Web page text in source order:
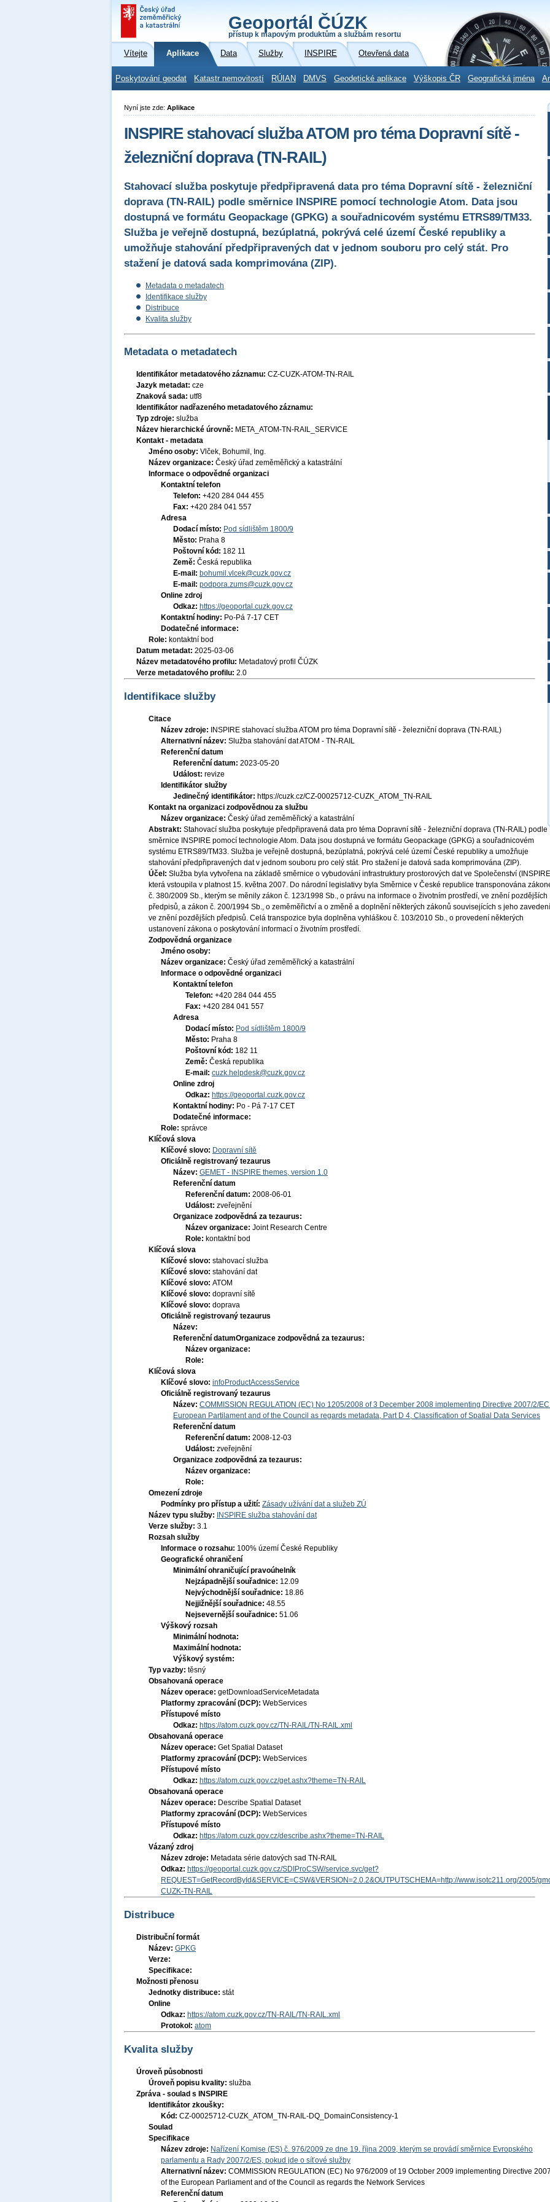
Geoportál ČÚZK
přístup k mapovým produktům a službám resortu
Vítejte Aplikace Data Služby INSPIRE Otevřená data
Poskytování geodat Katastr nemovitostí RÚIAN DMVS Geodetické aplikace Výškopis ČR Geografická jména
Nyní jste zde: Aplikace
INSPIRE stahovací služba ATOM pro téma Dopravní sítě -
železniční doprava (TN-RAIL)
Stahovací služba poskytuje předpřipravená data pro téma Dopravní sítě - železniční
doprava (TN-RAIL) podle směrnice INSPIRE pomocí technologie Atom. Data jsou
dostupná ve formátu Geopackage (GPKG) a souřadnicovém systému ETRS89/TM33.
Služba je veřejně dostupná, bezúplatná, pokrývá celé území České republiky a
umožňuje stahování předpřipravených dat v jednom souboru pro celý stát. Pro
stažení je datová sada komprimována (ZIP).
Metadata o metadatech
Identifikace služby
Distribuce
Kvalita služby
Metadata o metadatech
Identifikátor metadatového záznamu: CZ-CUZK-ATOM-TN-RAIL
Jazyk metadat: cze
Znaková sada: utf8
Identifikátor nadřazeného metadatového záznamu:
Typ zdroje: služba
Název hierarchické úrovně: META_ATOM-TN-RAIL_SERVICE
Kontakt - metadata
Jméno osoby: Vlček, Bohumil, Ing.
Název organizace: Český úřad zeměměřický a katastrální
Informace o odpovědné organizaci
Kontaktní telefon
Telefon: +420 284 044 455
Fax: +420 284 041 557
Adresa
Dodací místo: Pod sídlištěm 1800/9
Město: Praha 8
Poštovní kód: 182 11
Země: Česká republika
E-mail: bohumil.vlcek@cuzk.gov.cz
E-mail: podpora.zums@cuzk.gov.cz
Online zdroj
Odkaz: https://geoportal.cuzk.gov.cz
Kontaktní hodiny: Po-Pá 7-17 CET
Dodatečné informace:
Role: kontaktní bod
Datum metadat: 2025-03-06
Název metadatového profilu: Metadatový profil ČÚZK
Verze metadatového profilu: 2.0
Identifikace služby
Citace
Název zdroje:
INSPIRE stahovací služba ATOM pro téma Dopravní sítě - železniční doprava (TN-RAIL)
Alternativní název: Služba stahování dat ATOM - TN-RAIL
Referenční datum
Referenční datum: 2023-05-20
Událost: revize
Identifikátor služby
Jedinečný identifikátor: https://cuzk.cz/CZ-00025712-CUZK_ATOM_TN-RAIL
Kontakt na organizaci zodpovědnou za službu
Název organizace: Český úřad zeměměřický a katastrální
Abstrakt: Stahovací služba poskytuje předpřipravená data pro téma Dopravní sítě - železniční doprava (TN-RAIL) podle
směrnice INSPIRE pomocí technologie Atom. Data jsou dostupná ve formátu Geopackage (GPKG) a souřadnicovém
systému ETRS89/TM33. Služba je veřejně dostupná, bezúplatná, pokrývá celé území České republiky a umožňuje
stahování předpřipravených dat v jednom souboru pro celý stát. Pro stažení je datová sada komprimována (ZIP).
Účel: Služba byla vytvořena na základě směrnice o vybudování infrastruktury prostorových dat ve Společenství
která vstoupila v platnost 15. května 2007. Do národní legislativy byla Směrnice v České republice transponována
č. 380/2009 Sb., kterým se měnily zákon č. 123/1998 Sb., o právu na informace o životním prostředí, ve znění pozdějších
předpisů, a zákon č. 200/1994 Sb., o zeměměřictví a o změně a doplnění některých zákonů souvisejících s jeho
ve znění pozdějších předpisů. Celá transpozice byla doplněna vyhláškou č. 103/2010 Sb., o provedení některých
ustanovení zákona o poskytování informací o životním prostředí.
Zodpovědná organizace
Jméno osoby:
Název organizace: Český úřad zeměměřický a katastrální
Informace o odpovědné organizaci
Kontaktní telefon
Telefon: +420 284 044 455
Fax: +420 284 041 557
Adresa
Dodací místo: Pod sídlištěm 1800/9
Město: Praha 8
Poštovní kód: 182 11
Země: Česká republika
E-mail: cuzk.helpdesk@cuzk.gov.cz
Online zdroj
Odkaz: https://geoportal.cuzk.gov.cz
Kontaktní hodiny: Po - Pá 7-17 CET
Dodatečné informace:
Role: správce
Klíčová slova
Klíčové slovo: Dopravní sítě
Oficiálně registrovaný tezaurus
Název: GEMET - INSPIRE themes, version 1.0
Referenční datum
Referenční datum: 2008-06-01
Událost: zveřejnění
Organizace zodpovědná za tezaurus:
Název organizace: Joint Research Centre
Role: kontaktní bod
Klíčová slova
Klíčové slovo: stahovací služba
Klíčové slovo: stahování dat
Klíčové slovo: ATOM
Klíčové slovo: dopravní sítě
Klíčové slovo: doprava
Oficiálně registrovaný tezaurus
Název:
Referenční datumOrganizace zodpovědná za tezaurus:
Název organizace:
Role:
Klíčová slova
Klíčové slovo: infoProductAccessService
Oficiálně registrovaný tezaurus
Název: COMMISSION REGULATION (EC) No 1205/2008 of 3 December 2008 implementing Directive 2007/2/EC
European Partilament and of the Council as regards metadata, Part D 4, Classification of Spatial Data Services
Referenční datum
Referenční datum: 2008-12-03
Událost: zveřejnění
Organizace zodpovědná za tezaurus:
Název organizace:
Role:
Omezení zdroje
Podmínky pro přístup a užití: Zásady užívání dat a služeb ZÚ
Název typu služby:
INSPIRE služba stahování dat
Verze služby: 3.1
Rozsah služby
Informace o rozsahu: 100% území České Republiky
Geografické ohraničení
Minimální ohraničující pravoúhelník
Nejzápadnější souřadnice: 12.09
Nejvýchodnější souřadnice: 18.86
Nejjižnější souřadnice: 48.55
Nejsevernější souřadnice: 51.06
Výškový rozsah
Minimální hodnota:
Maximální hodnota:
Výškový systém:
Typ vazby: těsný
Obsahovaná operace
Název operace: getDownloadServiceMetadata
Platformy zpracování (DCP): WebServices
Přístupové místo
Odkaz: https://atom.cuzk.gov.cz/TN-RAIL/TN-RAIL.xml
Obsahovaná operace
Název operace: Get Spatial Dataset
Platformy zpracování (DCP): WebServices
Přístupové místo
Odkaz: https://atom.cuzk.gov.cz/get.ashx?theme=TN-RAIL
Obsahovaná operace
Název operace: Describe Spatial Dataset
Platformy zpracování (DCP): WebServices
Přístupové místo
Odkaz: https://atom.cuzk.gov.cz/describe.ashx?theme=TN-RAIL
Vázaný zdroj
Název zdroje: Metadata série datových sad TN-RAIL
Odkaz: https://geoportal.cuzk.gov.cz/SDIProCSW/service.svc/get?
REQUEST=GetRecordById&SERVICE=CSW&VERSION=2.0.2&OUTPUTSCHEMA=http://www.isotc211.org/2005/
CUZK-TN-RAIL
Distribuce
Distribuční formát
Název: GPKG
Verze:
Specifikace:
Možnosti přenosu
Jednotky distribuce: stát
Online
Odkaz: https://atom.cuzk.gov.cz/TN-RAIL/TN-RAIL.xml
Protokol: atom
Kvalita služby
Úroveň působnosti
Úroveň popisu kvality: služba
Zpráva - soulad s INSPIRE
Identifikátor zkoušky:
Kód: CZ-00025712-CUZK_ATOM_TN-RAIL-DQ_DomainConsistency-1
Soulad
Specifikace
Název zdroje: Nařízení Komise (ES) č. 976/2009 ze dne 19. října 2009, kterým se provádí směrnice Evropského
parlamentu a Rady 2007/2/ES, pokud jde o síťové služby
Alternativní název: COMMISSION REGULATION (EC) No 976/2009 of 19 October 2009 implementing Directive
of the European Parliament and of the Council as regards the Network Services
Referenční datum